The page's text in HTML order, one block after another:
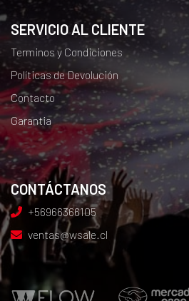
SERVICIO AL CLIENTE
Terminos y Condiciones
Políticas de Devolución
Contacto
Garantia
CONTÁCTANOS
+56966366105
ventas@wsale.cl